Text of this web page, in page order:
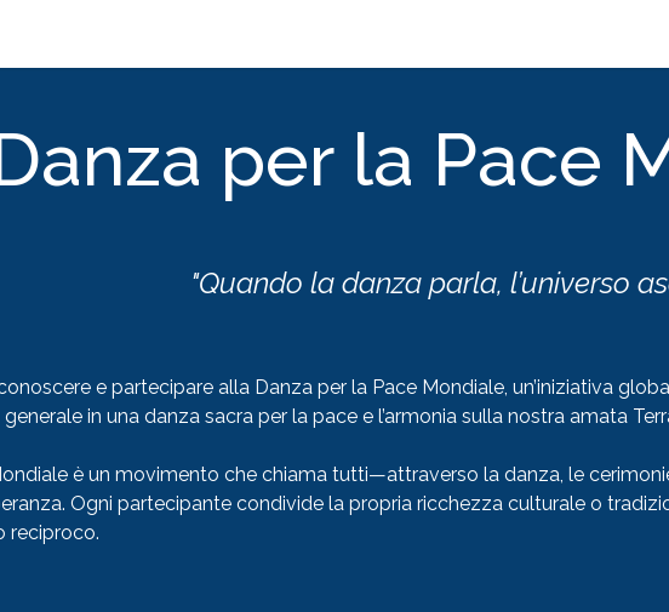
per la Pace
"Quando la danza parla, l’universo
e partecipare alla Danza per la Pace Mondiale, un’iniziativa
in una danza sacra per la pace e l’armonia sulla nostra amata
è un movimento che chiama tutti—attraverso la danza, le
Ogni partecipante condivide la propria ricchezza culturale o
reciproco.